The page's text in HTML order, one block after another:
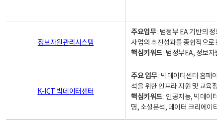
정보자원관리시스템
주요업무: 범정부 EA 기반의 정
사업의 추진성과를 종합적으로
핵심키워드: 범정부EA, 정보자
K-ICT 빅데이터센터
주요 업무: 빅데이터센터 홈페이
석을 위한 인프라 지원 및 교육정
핵심키워드: 인공지능, 빅데이터,
명, 소셜분석, 데이터 크리에이터